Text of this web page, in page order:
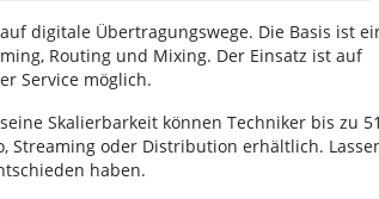
digitale Übertragungswege. Die Basis ist
Routing und Mixing. Der Einsatz ist auf
Service möglich.
Skalierbarkeit können Techniker bis zu
Streaming oder Distribution erhältlich.
haben.